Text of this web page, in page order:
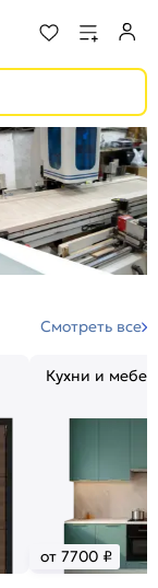
Смотреть все
Кухни и
от 7700 ₽